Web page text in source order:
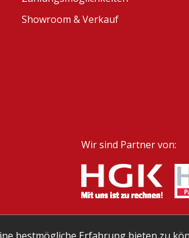
Showroom & Verkauf
Wir sind Partner von: